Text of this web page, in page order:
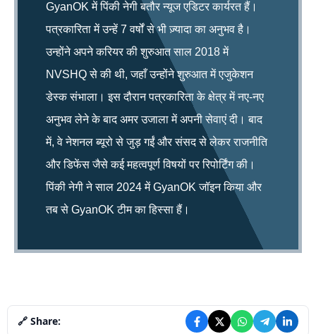
GyanOK में पिंकी नेगी बतौर न्यूज एडिटर कार्यरत हैं।
पत्रकारिता में उन्हें 7 वर्षों से भी ज़्यादा का अनुभव है।
उन्होंने अपने करियर की शुरुआत साल 2018 में
NVSHQ से की थी, जहाँ उन्होंने शुरुआत में एजुकेशन
डेस्क संभाला। इस दौरान पत्रकारिता के क्षेत्र में नए-नए
अनुभव लेने के बाद अमर उजाला में अपनी सेवाएं दी। बाद
में, वे नेशनल ब्यूरो से जुड़ गईं और संसद से लेकर राजनीति
और डिफेंस जैसे कई महत्वपूर्ण विषयों पर रिपोर्टिंग की।
पिंकी नेगी ने साल 2024 में GyanOK जॉइन किया और
तब से GyanOK टीम का हिस्सा हैं।
🔗 Share: